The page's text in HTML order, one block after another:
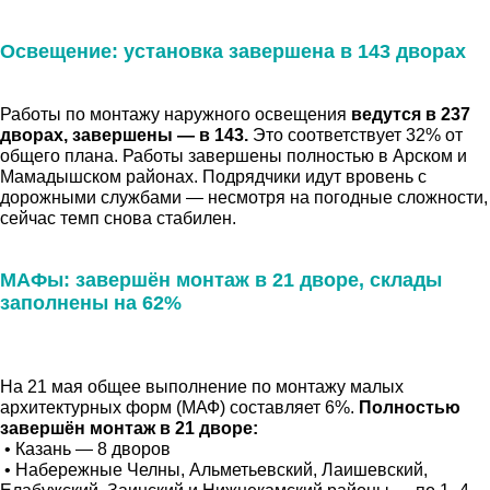
Освещение: установка завершена в 143 дворах
Работы по монтажу наружного освещения ведутся в 237
дворах, завершены — в 143. Это соответствует 32% от
общего плана. Работы завершены полностью в Арском и
Мамадышском районах. Подрядчики идут вровень с
дорожными службами — несмотря на погодные сложности,
сейчас темп снова стабилен.
МАФы: завершён монтаж в 21 дворе, склады
заполнены на 62%
На 21 мая общее выполнение по монтажу малых
архитектурных форм (МАФ) составляет 6%. Полностью
завершён монтаж в 21 дворе:
• Казань — 8 дворов
• Набережные Челны, Альметьевский, Лаишевский,